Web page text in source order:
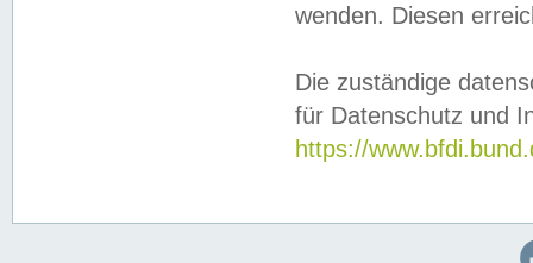
wenden. Diesen
Die zuständige
für Datenschutz und
https://